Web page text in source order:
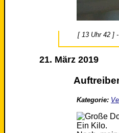
[ 13 Uhr 42 ]
21. März 2019
Kategorie:
Ein Kilo.